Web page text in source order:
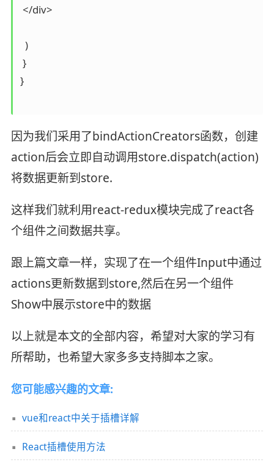
</div>
  )
}
}
因为我们采用了bindActionCreators函数，创建
action后会立即自动调用store.dispatch(action)
将数据更新到store.
这样我们就利用react-redux模块完成了react各
个组件之间数据共享。
跟上篇文章一样，实现了在一个组件Input中通过
actions更新数据到store,然后在另一个组件
Show中展示store中的数据
以上就是本文的全部内容，希望对大家的学习有
所帮助，也希望大家多多支持脚本之家。
您可能感兴趣的文章:
vue和react中关于插槽详解
React插槽使用方法